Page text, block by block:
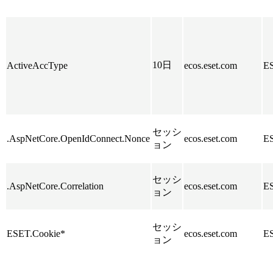
ActiveAccType 10日 ecos.eset.com
.AspNetCore.OpenIdConnect.Nonce
セッシ
ョン
ecos.eset.com
.AspNetCore.Correlation
セッシ
ョン
ecos.eset.com
ESET.Cookie*
セッシ
ョン
ecos.eset.com